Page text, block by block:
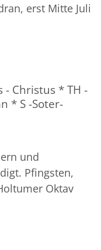
erst Mitte Juli
- Christus * TH -
* S -Soter-
und
Pfingsten,
Oktav